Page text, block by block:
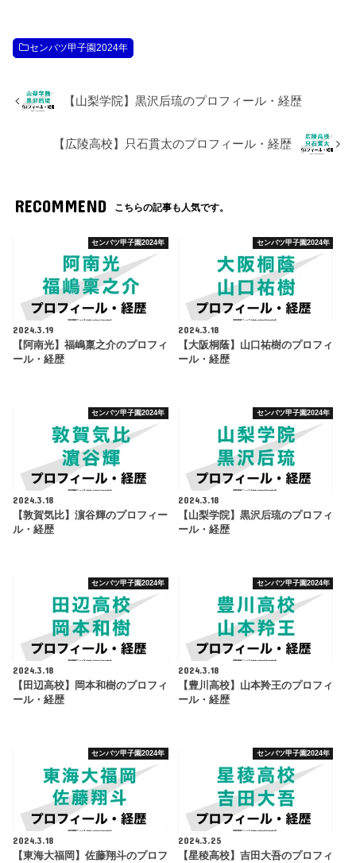
センバツ甲子園2024年
【山梨学院】黒沢后琉のプロフィール・経歴
【広陵高校】只石貫太のプロフィール・経歴
RECOMMEND こちらの記事も人気です。
センバツ甲子園2024年
2024.3.19
【阿南光】福嶋稟之介のプロフィ
ール・経歴
センバツ甲子園2024年
2024.3.18
【大阪桐蔭】山口祐樹のプロフィ
ール・経歴
センバツ甲子園2024年
2024.3.18
【敦賀気比】濵谷輝のプロフィー
ル・経歴
センバツ甲子園2024年
2024.3.18
【山梨学院】黒沢后琉のプロフィ
ール・経歴
センバツ甲子園2024年
2024.3.18
【田辺高校】岡本和樹のプロフィ
ール・経歴
センバツ甲子園2024年
2024.3.18
【豊川高校】山本羚王のプロフィ
ール・経歴
センバツ甲子園2024年
2024.3.18
【東海大福岡】佐藤翔斗のプロフ
センバツ甲子園2024年
2024.3.25
【星稜高校】吉田大吾のプロフィ